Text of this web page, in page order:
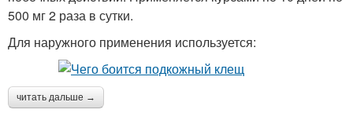
500 мг 2 раза в сутки.
Для наружного применения используется:
читать дальше →